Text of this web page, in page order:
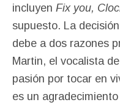
incluyen Fix you,
supuesto. La
debe a dos razones
Martin, el vocalista
pasión por tocar en
es un